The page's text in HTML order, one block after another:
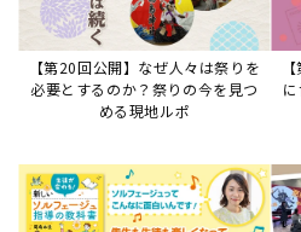
【第20回公開】なぜ人々は祭りを
必要とするのか？祭りの今を見つ
める現地ルポ